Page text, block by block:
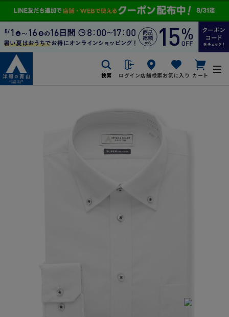
検索 ログイン店舗検索お気に入り カート